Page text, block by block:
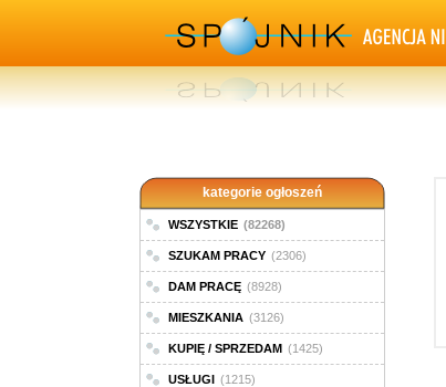
kategorie ogłoszeń
WSZYSTKIE (82268)
SZUKAM PRACY (2306)
DAM PRACĘ (8928)
MIESZKANIA (3126)
KUPIĘ / SPRZEDAM (1425)
USŁUGI (1215)